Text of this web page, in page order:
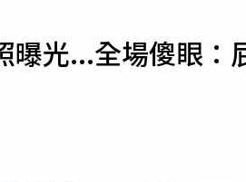
運勢光...全場傻眼：